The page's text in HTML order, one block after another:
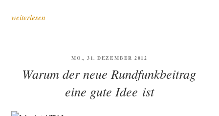
„Was
Land­
weiterlesen
VERÖFFENTLICHT
MO., 31. DEZEMBER 2012
Warum der neue Rundfunkbeitrag
eine gute Idee ist